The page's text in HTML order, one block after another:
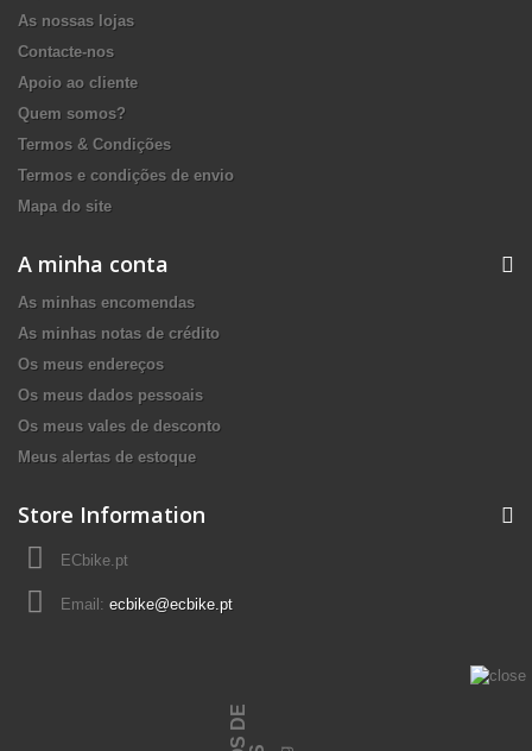
As nossas lojas
Contacte-nos
Apoio ao cliente
Quem somos?
Termos & Condições
Termos e condições de envio
Mapa do site
A minha conta
As minhas encomendas
As minhas notas de crédito
Os meus endereços
Os meus dados pessoais
Os meus vales de desconto
Meus alertas de estoque
Store Information
ECbike.pt
Email: ecbike@ecbike.pt